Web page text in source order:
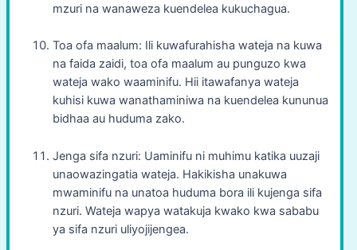
mzuri na wanaweza kuendelea kukuchagua.
Toa ofa maalum: Ili kuwafurahisha wateja na kuwa
na faida zaidi, toa ofa maalum au punguzo kwa
wateja wako waaminifu. Hii itawafanya wateja
kuhisi kuwa wanathaminiwa na kuendelea kununua
bidhaa au huduma zako.
Jenga sifa nzuri: Uaminifu ni muhimu katika uuzaji
unaowazingatia wateja. Hakikisha unakuwa
mwaminifu na unatoa huduma bora ili kujenga sifa
nzuri. Wateja wapya watakuja kwako kwa sababu
ya sifa nzuri uliyojijengea.